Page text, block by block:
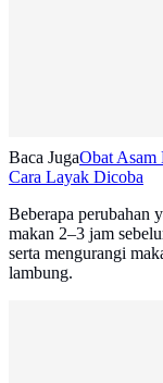
Baca JugaObat Asam
Cara Layak Dicoba
Beberapa perubahan
makan 2–3 jam
serta mengurangi
lambung.